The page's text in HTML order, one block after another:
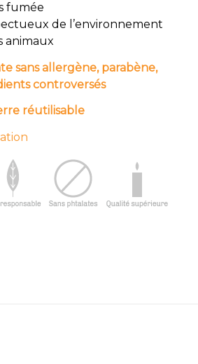
fumée
de l’environnement
animaux
sans allergène, parabène,
controversés
réutilisable